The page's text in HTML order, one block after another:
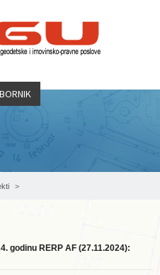
godinu RERP AF (27.11.2024):